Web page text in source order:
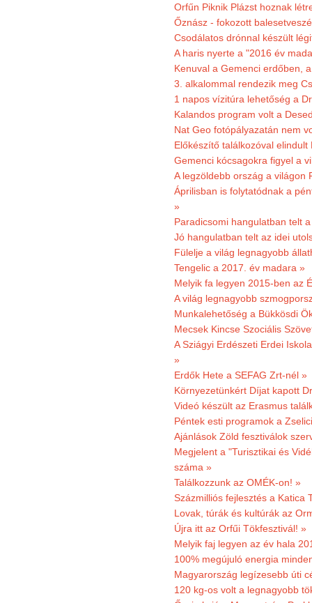
Orfűn Piknik Plázst hoznak
Őznász - fokozott
Csodálatos drónnal készült
A haris nyerte a "2016 év
Kenuval a Gemenci erdőben,
3. alkalommal rendezik meg
1 napos vízitúra lehetőség a
Kalandos program volt a
Nat Geo fotópályazatán nem
Előkészítő találkozóval
Gemenci kócsagokra figyel a
A legzöldebb ország a világon
Áprilisban is folytatódnak a
»
Paradicsomi hangulatban telt
Jó hangulatban telt az idei
Fülelje a világ legnagyobb
Tengelic a 2017. év madara »
Melyik fa legyen 2015-ben az
A világ legnagyobb
Munkalehetőség a Bükkösdi
Mecsek Kincse Szociális
A Sziágyi Erdészeti Erdei
»
Erdők Hete a SEFAG Zrt-nél »
Környezetünkért Díjat kapott
Videó készült az Erasmus
Péntek esti programok a
Ajánlások Zöld fesztiválok
Megjelent a "Turisztikai és
száma »
Találkozzunk az OMÉK-on! »
Százmilliós fejlesztés a Katica
Lovak, túrák és kultúrák az
Újra itt az Orfűi Tökfesztivál! »
Melyik faj legyen az év hala
100% megújuló energia
Magyarország legízesebb úti
120 kg-os volt a legnagyobb